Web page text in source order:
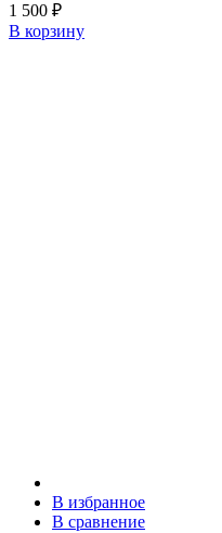
1 500 ₽
В корзину
В избранное
В сравнение